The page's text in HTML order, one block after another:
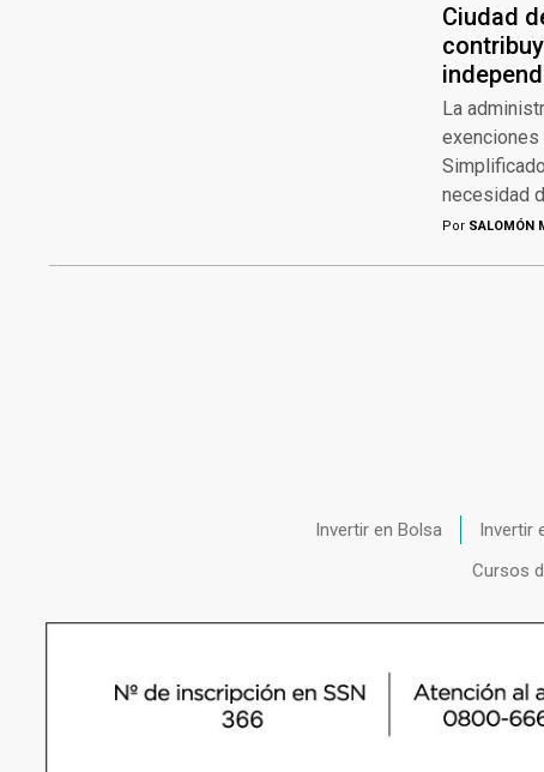
Ciudad
La
exenciones
necesidad
PorSALOMÓN
Invertir en Bolsa Invertir
Cursos